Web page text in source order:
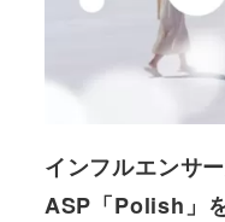
インフルエンサ
ASP「Polish」